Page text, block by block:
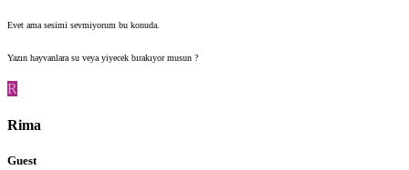
Evet ama sesimi sevmiyorum bu konuda.
Yazın hayvanlara su veya yiyecek bırakıyor musun ?
R
Rima
Guest